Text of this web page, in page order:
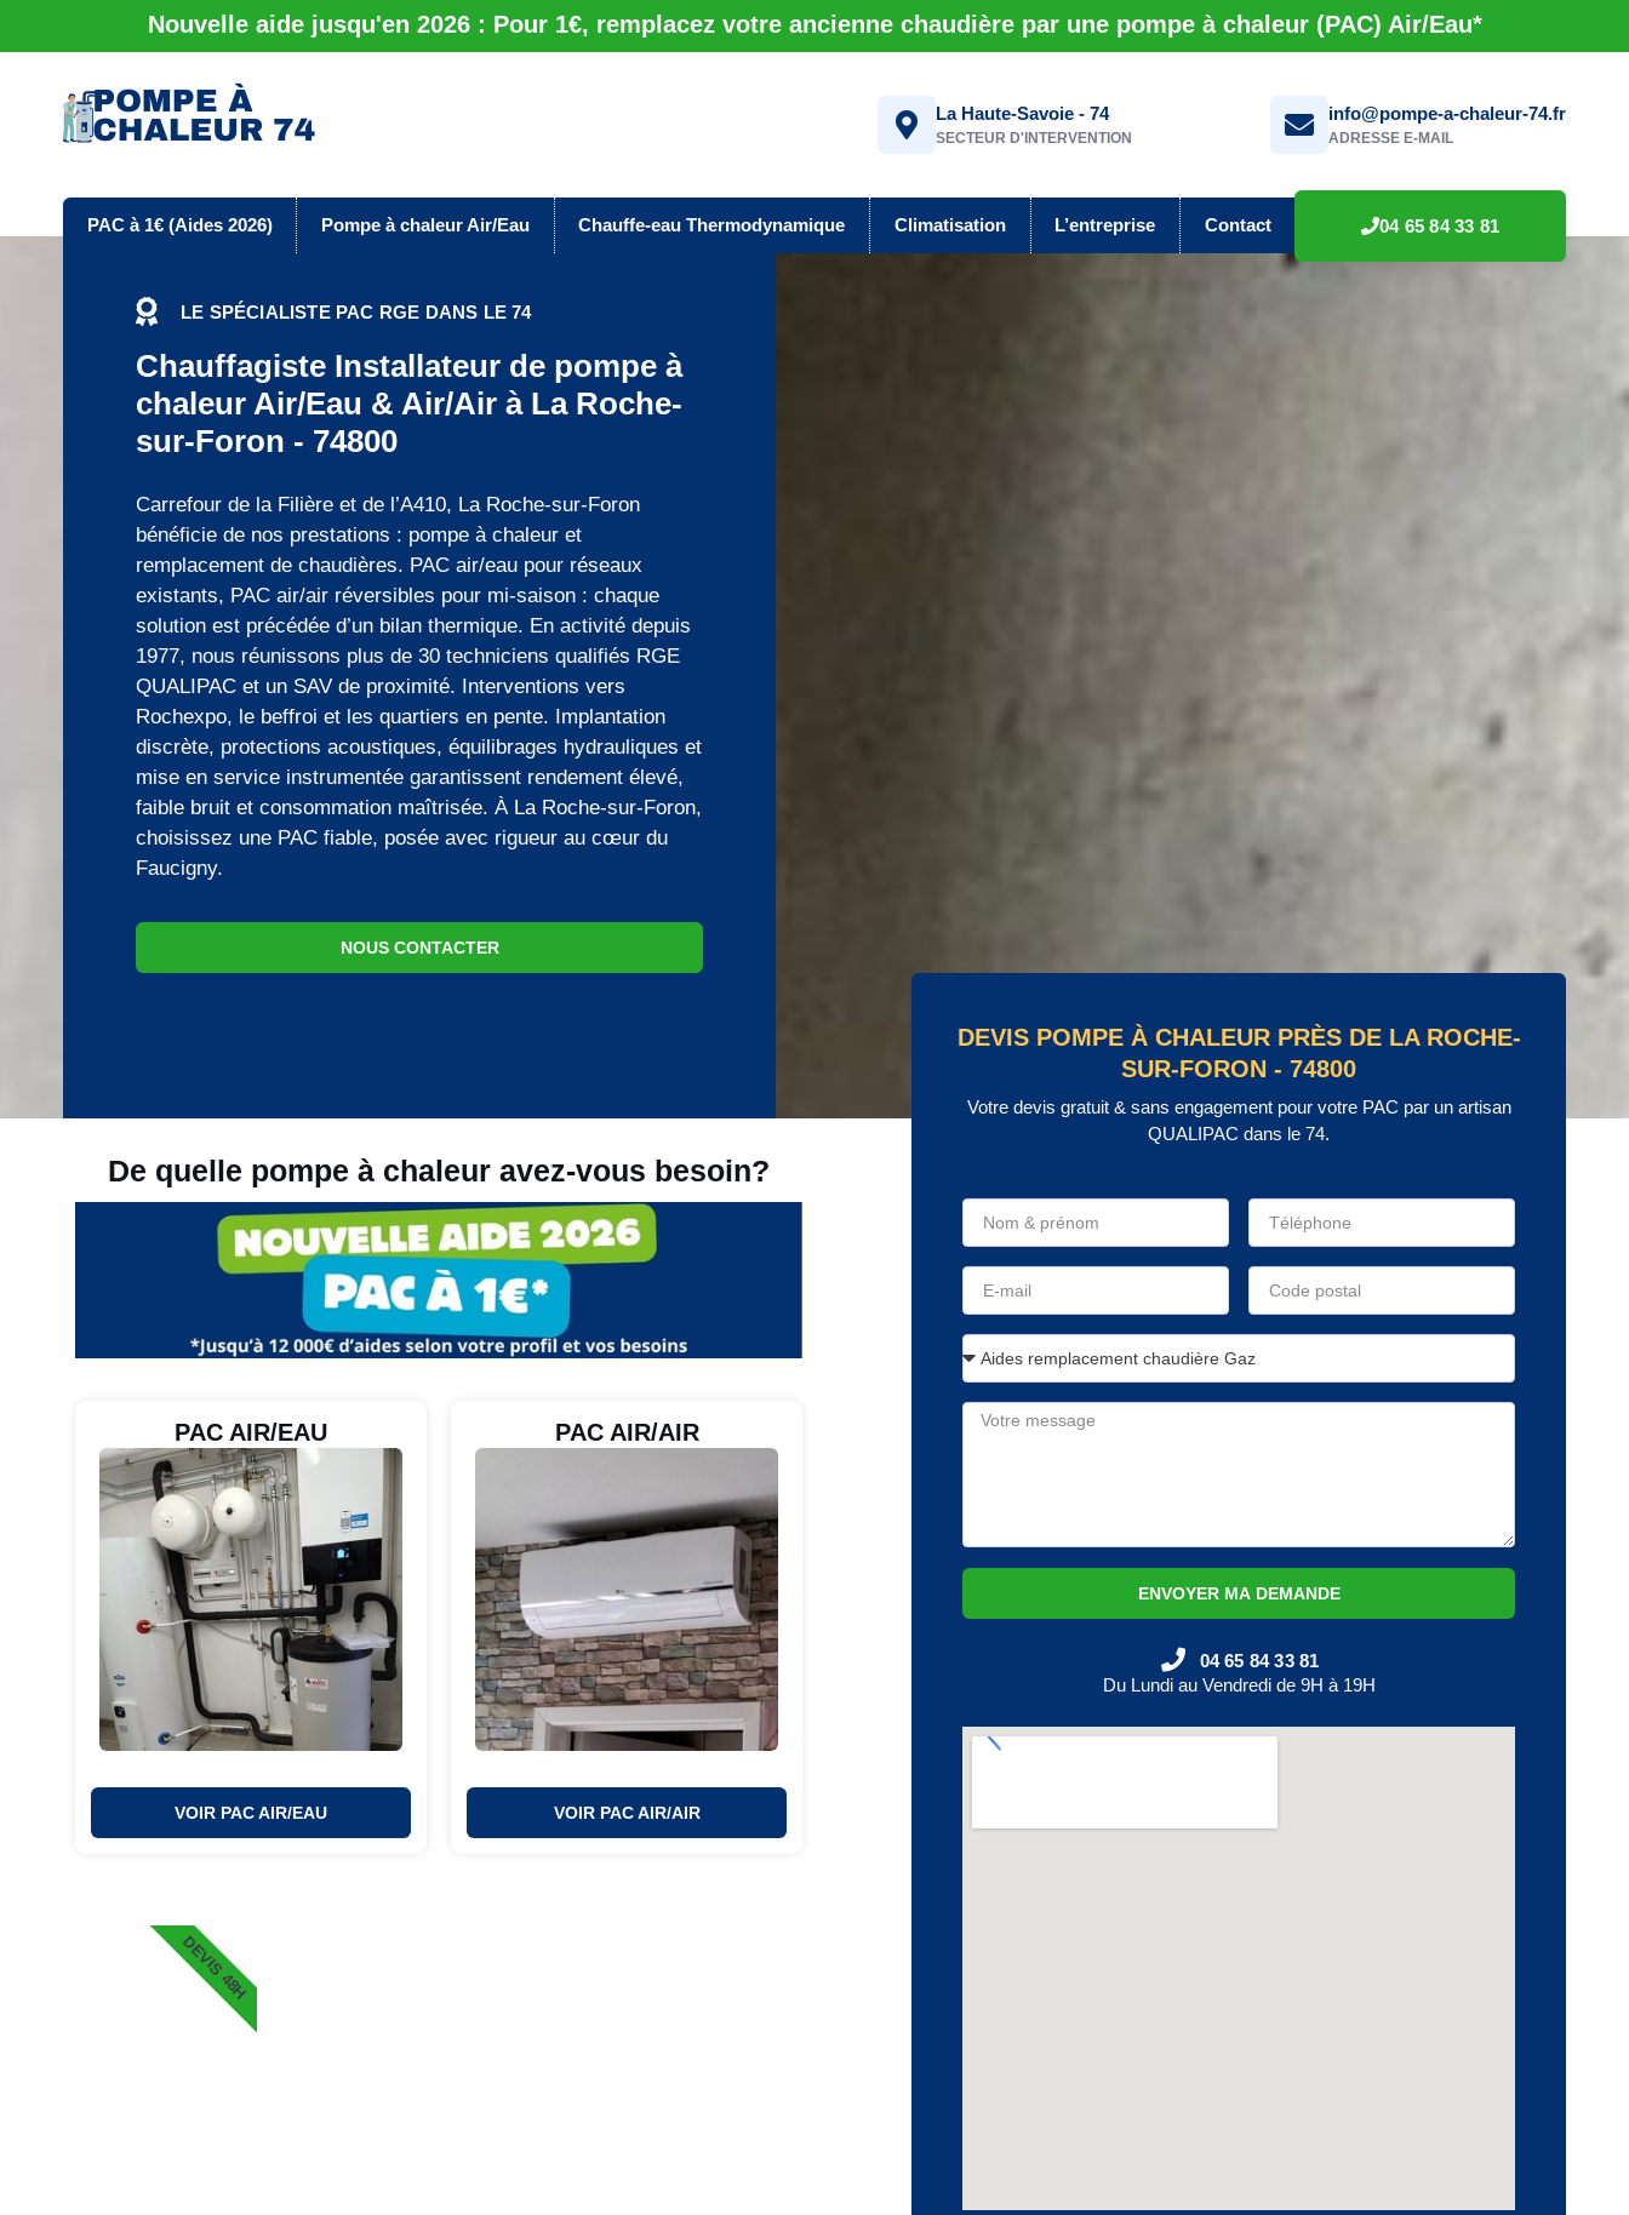
Nouvelle aide jusqu'en 2026 : Pour 1€, remplacez votre ancienne chaudière par une pompe à chaleur (PAC) Air/Eau*
La Haute-Savoie - 74
SECTEUR D'INTERVENTION
info@pompe-a-chaleur-74.fr
ADRESSE E-MAIL
PAC à 1€ (Aides 2026) Pompe à chaleur Air/Eau Chauffe-eau Thermodynamique Climatisation L’entreprise Contact 04 65 84 33 81
LE SPÉCIALISTE PAC RGE DANS LE 74
Chauffagiste Installateur de pompe à
chaleur Air/Eau & Air/Air à La Roche-
sur-Foron - 74800
Carrefour de la Filière et de l’A410, La Roche-sur-Foron
bénéficie de nos prestations : pompe à chaleur et
remplacement de chaudières. PAC air/eau pour réseaux
existants, PAC air/air réversibles pour mi-saison : chaque
solution est précédée d’un bilan thermique. En activité depuis
1977, nous réunissons plus de 30 techniciens qualifiés RGE
QUALIPAC et un SAV de proximité. Interventions vers
Rochexpo, le beffroi et les quartiers en pente. Implantation
discrète, protections acoustiques, équilibrages hydrauliques et
mise en service instrumentée garantissent rendement élevé,
faible bruit et consommation maîtrisée. À La Roche-sur-Foron,
choisissez une PAC fiable, posée avec rigueur au cœur du
Faucigny.
NOUS CONTACTER
De quelle pompe à chaleur avez-vous besoin?
PAC AIR/EAU
VOIR PAC AIR/EAU
PAC AIR/AIR
VOIR PAC AIR/AIR
DEVIS 48H
DEVIS POMPE À CHALEUR PRÈS DE LA ROCHE-
SUR-FORON - 74800
Votre devis gratuit & sans engagement pour votre PAC par un artisan
QUALIPAC dans le 74.
ENVOYER MA DEMANDE
04 65 84 33 81
Du Lundi au Vendredi de 9H à 19H